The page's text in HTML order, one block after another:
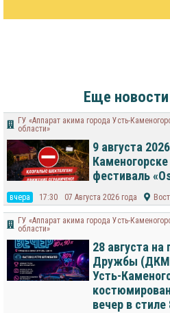
Еще новости
ГУ «Аппарат акима города Усть-
области»
9 августа
фестиваль
вчера 17:30 07 Августа 2026 года
ГУ «Аппарат акима города Усть-
области»
28 августа
Дружбы (ДКМ)
Усть-
вечер в стиле